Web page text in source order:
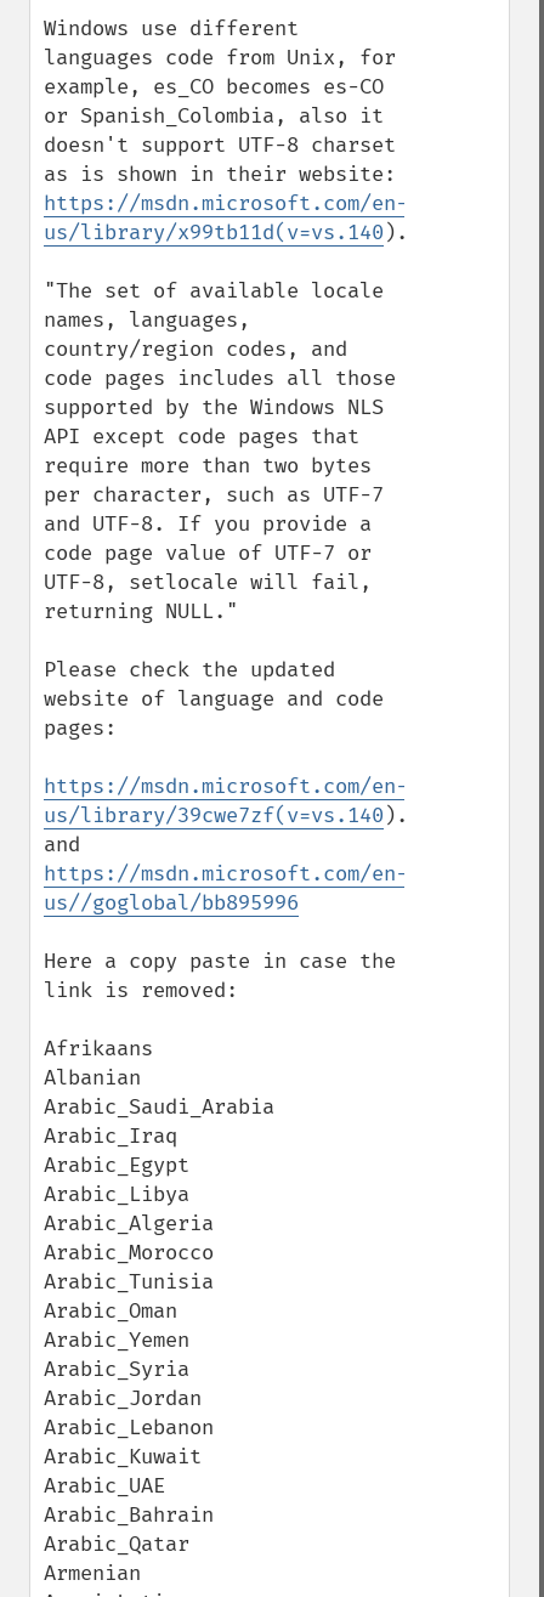
Windows use different
languages code from Unix, for
example, es_CO becomes es-CO
or Spanish_Colombia, also it
doesn't support UTF-8 charset
https://msdn.microsoft.com/en-
us/library/x99tb11d(v=vs.140 ).aspx
"The set of available locale
names, languages,
country/region codes, and
code pages includes all those
supported by the Windows NLS
API except code pages that
require more than two bytes
per character, such as UTF-7
and UTF-8. If you provide a
code page value of UTF-7 or
UTF-8, setlocale will fail,
returning NULL."
Please check the updated
website of language and code
pages:
https://msdn.microsoft.com/en-
us/library/39cwe7zf(v=vs.140 ).aspx
https://msdn.microsoft.com/en-
us//goglobal/bb895996
Here a copy paste in case the
link is removed:
Afrikaans
Albanian
Arabic_Saudi_Arabia
Arabic_Iraq
Arabic_Egypt
Arabic_Libya
Arabic_Algeria
Arabic_Morocco
Arabic_Tunisia
Arabic_Oman
Arabic_Yemen
Arabic_Syria
Arabic_Jordan
Arabic_Lebanon
Arabic_Kuwait
Arabic_UAE
Arabic_Bahrain
Arabic_Qatar
Armenian